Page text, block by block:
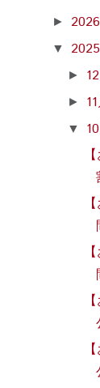
► 2026
▼ 2025
►
►
▼